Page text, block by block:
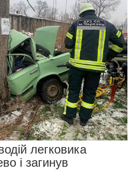
легковика
і загинув